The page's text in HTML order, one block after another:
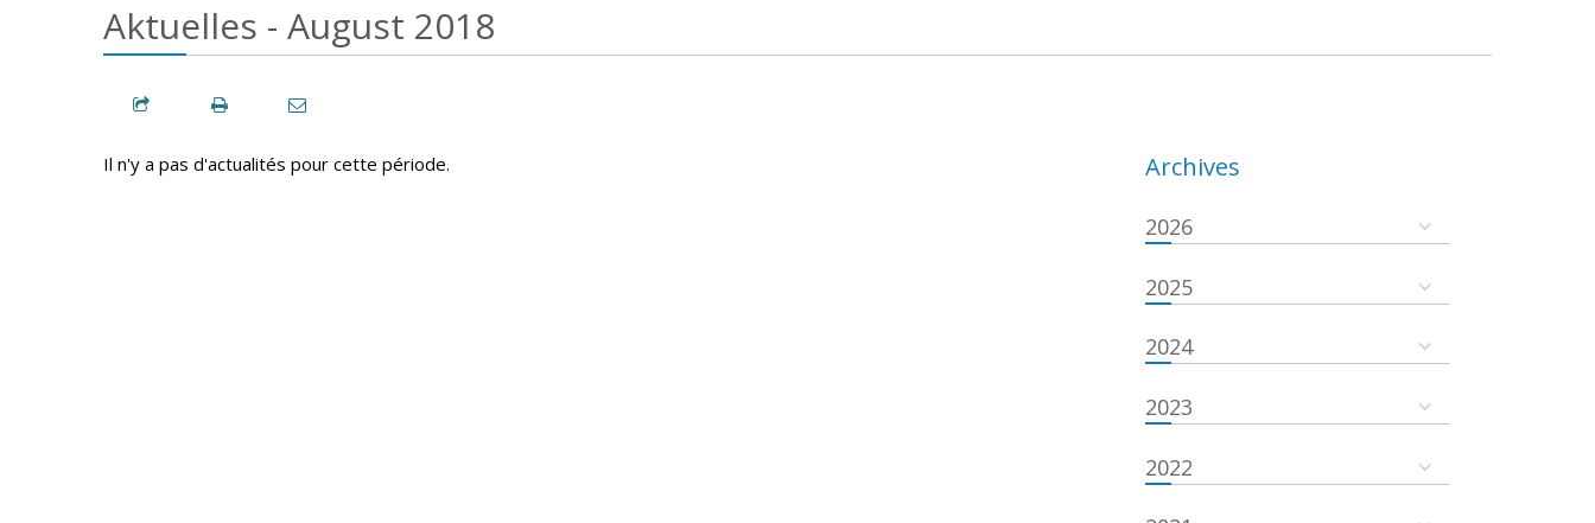
Aktuelles - August 2018
Il n'y a pas d'actualités pour cette période. Archives
2026
2025
2024
2023
2022